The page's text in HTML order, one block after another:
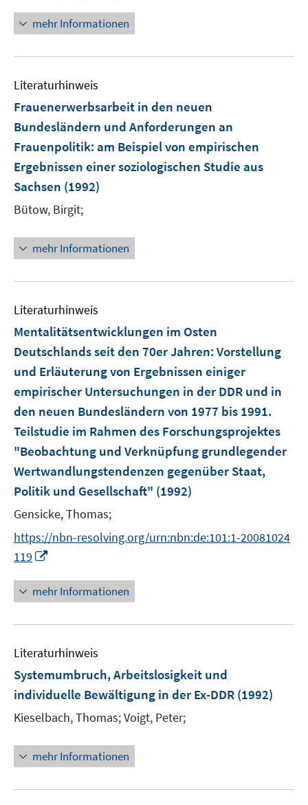
u
F
n
s
t
e
mehr Informationen
Literaturhinweis
Frauenerwerbsarbeit in den neuen
Bundesländern und Anforderungen an
Frauenpolitik: am Beispiel von empirischen
Ergebnissen einer soziologischen Studie aus
Sachsen (1992)
Bütow, Birgit;
mehr Informationen
Literaturhinweis
Mentalitätsentwicklungen im Osten
Deutschlands seit den 70er Jahren: Vorstellung
und Erläuterung von Ergebnissen einiger
empirischer Untersuchungen in der DDR und in
den neuen Bundesländern von 1977 bis 1991.
Teilstudie im Rahmen des Forschungsprojektes
"Beobachtung und Verknüpfung grundlegender
Wertwandlungstendenzen gegenüber Staat,
Politik und Gesellschaft" (1992)
Gensicke, Thomas;
https://nbn-resolving.org/urn:nbn:de:101:1-20081024
119
n
e
u
m
F
e
n
s
e
r
ö
mehr Informationen
Literaturhinweis
Systemumbruch, Arbeitslosigkeit und
individuelle Bewältigung in der Ex-DDR (1992)
Kieselbach, Thomas;Voigt, Peter;
mehr Informationen